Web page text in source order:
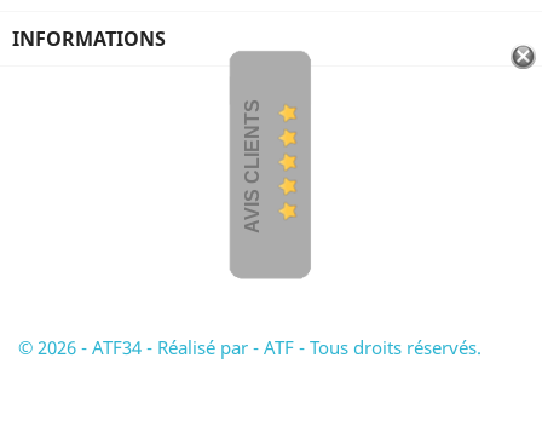
INFORMATIONS
AVIS CLIENTS
© 2026 - ATF34 - Réalisé par - ATF - Tous droits réservés.